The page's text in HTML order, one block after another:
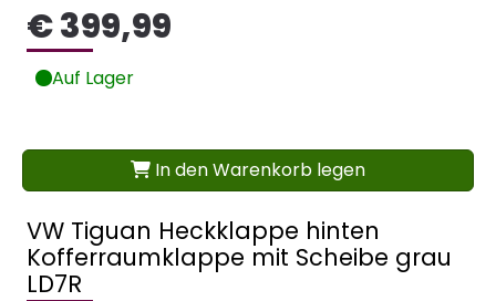
VW Tiguan Heckklappe hinten
Kofferraumklappe mit Scheibe grau
LD7R
€ 399,99
Auf Lager
In den Warenkorb legen